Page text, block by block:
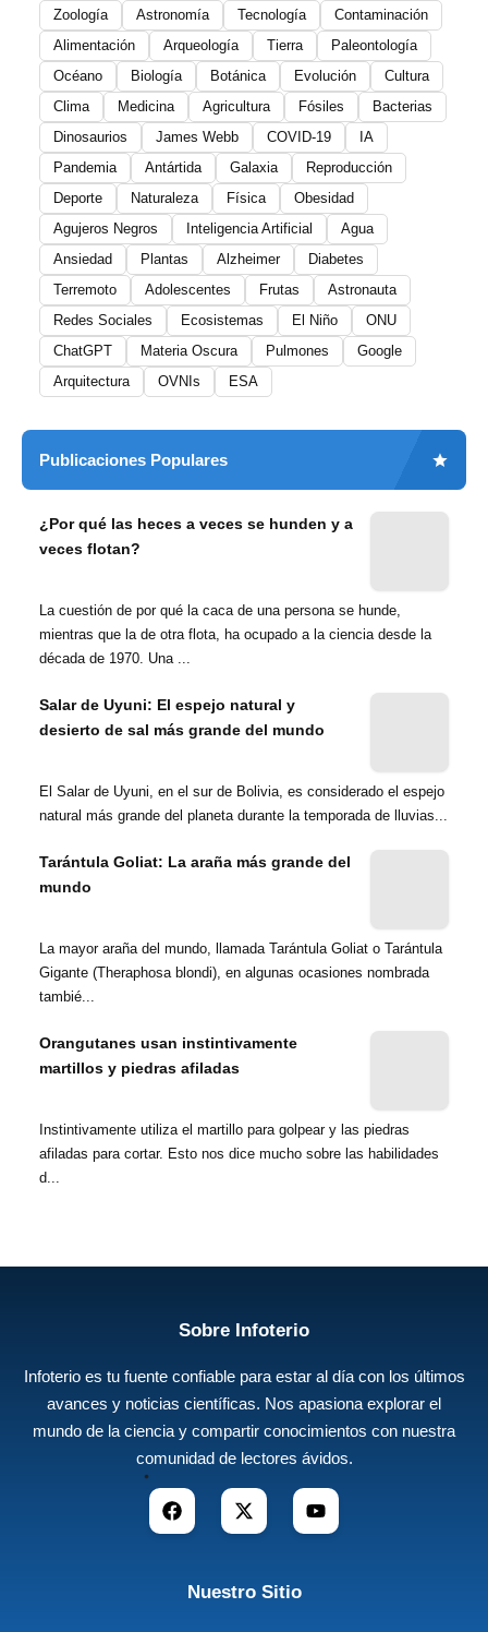
Zoología Astronomía Tecnología
Contaminación
Alimentación
Arqueología Tierra
Paleontología
Océano
Biología Botánica Evolución
Cultura
Clima
Medicina Agricultura Fósiles
Bacterias
Dinosaurios
James Webb COVID-19
IA
Pandemia
Antártida Galaxia
Reproducción
Deporte
Naturaleza Física
Obesidad
Agujeros Negros
Inteligencia Artificial
Agua
Ansiedad
Plantas Alzheimer
Diabetes
Terremoto
Adolescentes Frutas
Astronauta
Redes Sociales
Ecosistemas El Niño
ONU
ChatGPT
Materia Oscura Pulmones
Google
Arquitectura
OVNIs ESA
Publicaciones Populares
¿Por qué las heces a veces se hunden y a
veces flotan?
La cuestión de por qué la caca de una persona se hunde,
mientras que la de otra flota, ha ocupado a la ciencia desde la
década de 1970. Una ...
Salar de Uyuni: El espejo natural y
desierto de sal más grande del mundo
El Salar de Uyuni, en el sur de Bolivia, es considerado el espejo
natural más grande del planeta durante la temporada de lluvias...
Tarántula Goliat: La araña más grande del
mundo
La mayor araña del mundo, llamada Tarántula Goliat o Tarántula
Gigante (Theraphosa blondi), en algunas ocasiones nombrada
tambié...
Orangutanes usan instintivamente
martillos y piedras afiladas
Instintivamente utiliza el martillo para golpear y las piedras
afiladas para cortar. Esto nos dice mucho sobre las habilidades
d...
Sobre Infoterio
Infoterio es tu fuente confiable para estar al día con los últimos
avances y noticias científicas. Nos apasiona explorar el
mundo de la ciencia y compartir conocimientos con nuestra
comunidad de lectores ávidos.
Nuestro Sitio